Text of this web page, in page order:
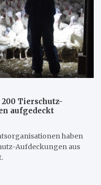
Tierschutz-
aufgedeckt
haben
Aufdeckungen aus